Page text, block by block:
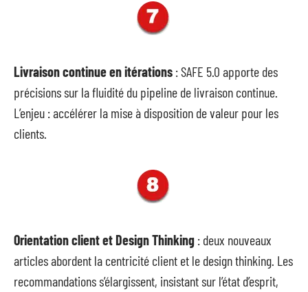
Livraison continue en itérations : SAFE 5.0 apporte des
précisions sur la fluidité du pipeline de livraison continue.
L’enjeu : accélérer la mise à disposition de valeur pour les
clients.
Orientation client et Design Thinking : deux nouveaux
articles abordent la centricité client et le design thinking. Les
recommandations s’élargissent, insistant sur l’état d’esprit,